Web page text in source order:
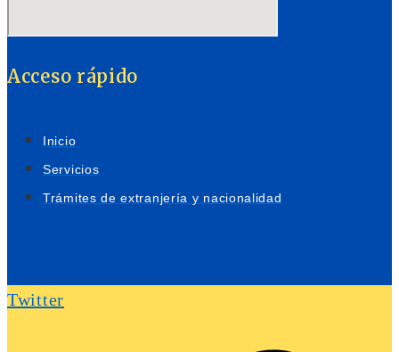
Acceso rápido
Inicio
Servicios
Trámites de extranjería y nacionalidad
Twitter